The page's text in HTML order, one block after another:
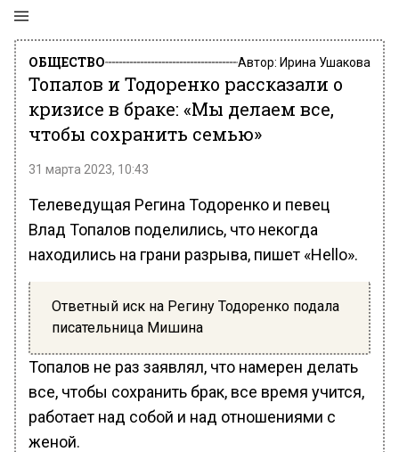
ОБЩЕСТВО Автор: Ирина Ушакова
Топалов и Тодоренко рассказали о
кризисе в браке: «Мы делаем все,
чтобы сохранить семью»
31 марта 2023, 10:43
Телеведущая Регина Тодоренко и певец
Влад Топалов поделились, что некогда
находились на грани разрыва, пишет «Hello».
Ответный иск на Регину Тодоренко подала
писательница Мишина
Топалов не раз заявлял, что намерен делать
все, чтобы сохранить брак, все время учится,
работает над собой и над отношениями с
женой.